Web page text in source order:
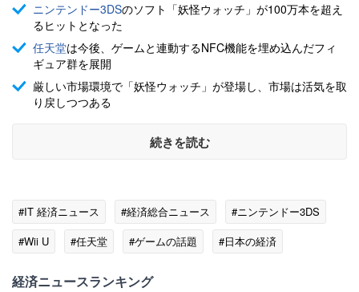
ニンテンドー3DSのソフト「妖怪ウォッチ」が100万本を超え
るヒットとなった
任天堂は今後、ゲームと連動するNFC機能を埋め込んだフィ
ギュア群を展開
厳しい市場環境で「妖怪ウォッチ」が登場し、市場は活気を取
り戻しつつある
続きを読む
#IT 経済ニュース #経済総合ニュース
#ニンテンドー3DS
#Wii U
#任天堂 #ゲームの話題 #日本の経済
経済ニュースランキング